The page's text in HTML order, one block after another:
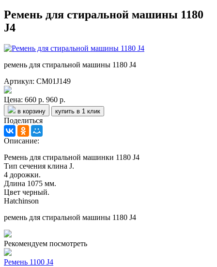
Ремень для стиральной машины 1180
J4
ремень для стиральной машины 1180 J4
Артикул: СМ01J149
Цена: 660 р. 960 р.
в корзину купить в 1 клик
Поделиться
Описание:
Ремень для стиральной машинки 1180 J4
Тип сечения клина J.
4 дорожки.
Длина 1075 мм.
Цвет черный.
Hatchinson
ремень для стиральной машины 1180 J4
Рекомендуем посмотреть
Ремень 1100 J4